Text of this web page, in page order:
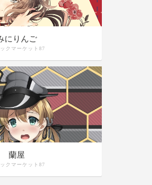
にりんご
クマーケット87
蘭屋
クマーケット87